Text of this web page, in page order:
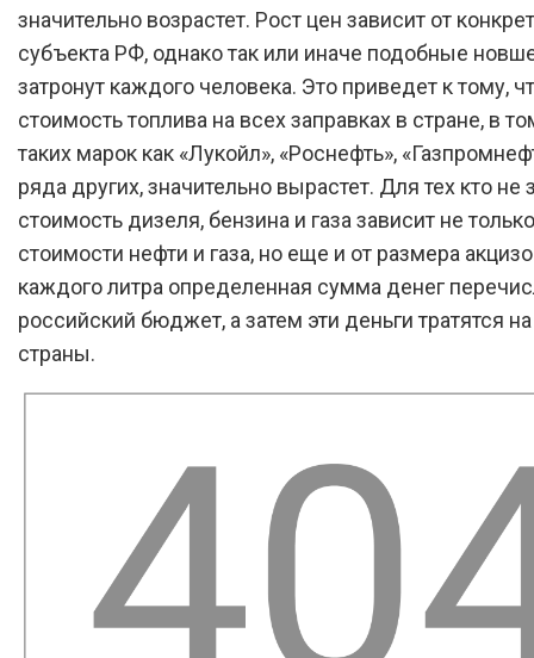
значительно возрастет. Рост цен зависит от
субъекта РФ, однако так или иначе подобные
затронут каждого человека. Это приведет к тому,
стоимость топлива на всех заправках в стране, в
таких марок как «Лукойл», «Роснефть»,
ряда других, значительно вырастет. Для тех кто не
стоимость дизеля, бензина и газа зависит не
стоимости нефти и газа, но еще и от размера
каждого литра определенная сумма денег
российский бюджет, а затем эти деньги тратятся
страны.